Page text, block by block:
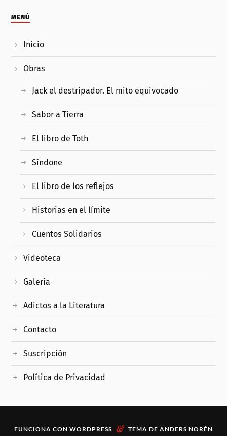
MENÚ
Inicio
Obras
Jack el destripador. El mito equivocado
Sabor a Tierra
El libro de Toth
Síndone
El libro de los reflejos
Historias en el límite
Cuentos Solidarios
Videoteca
Galería
Adictos a la Literatura
Contacto
Suscripción
Política de Privacidad
FUNCIONA CON WORDPRESS & TEMA DE ANDERS NORÉN